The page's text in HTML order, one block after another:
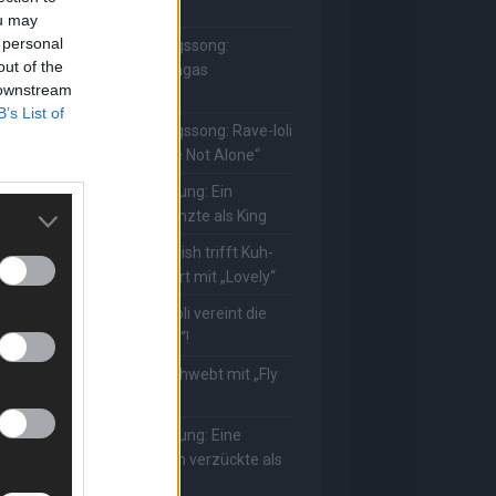
may
of the
List of
Masked Singer: Lieblingssong:
kehrt mit Lady Gagas
zurück
Masked Singer: Lieblingssong: Rave-Ioli
erneut mit „You Are Not Alone“
Masked Singer: Enthüllung: Ein
Schauspieler glänzte als King
Masked Singer: Billie Eilish trifft Kuh-
Muuhnika verzaubert mit „Lovely“
Masked Singer: Rave-Ioli vereint die
mit „We Are The World“!
Masked Singer: King schwebt mit „Fly
Masked Singer: Enthüllung: Eine
Moderatorin verzückte als